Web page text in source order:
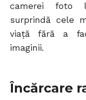
camerei foto
surprindă cele
viață fără a
imaginii.
Încărcare